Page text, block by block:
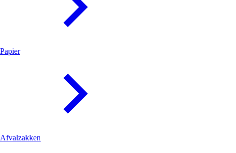
Papier
Afvalzakken